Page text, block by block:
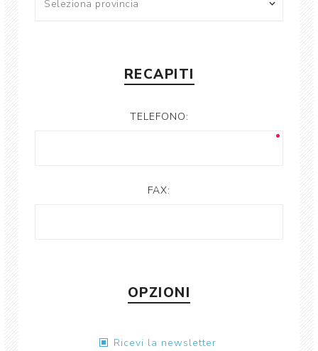
RECAPITI
TELEFONO:
FAX:
OPZIONI
Ricevi la newsletter